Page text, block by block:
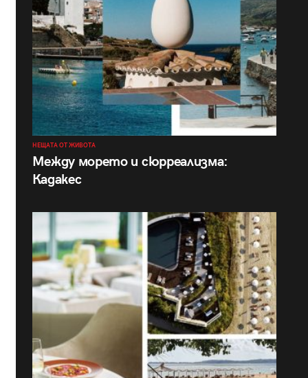
НЕЩАТА ОТ ЖИВОТА
Между морето и сюрреализма:
Кадакес